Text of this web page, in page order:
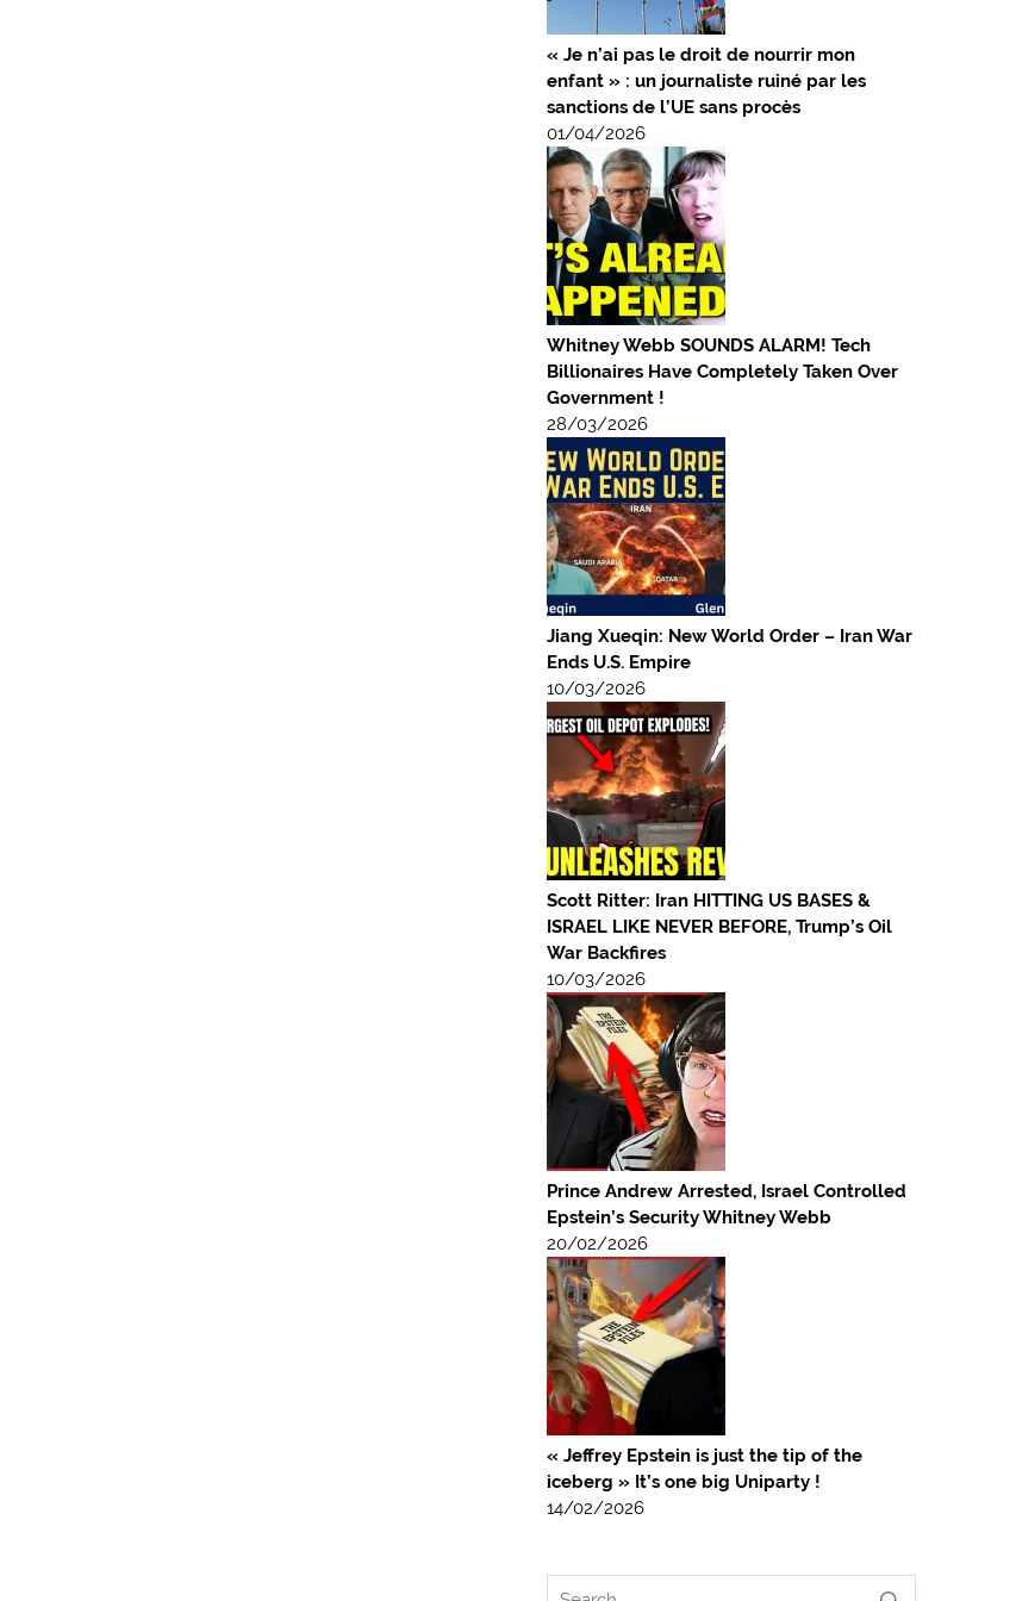
« Je n’ai pas le droit de nourrir mon
enfant » : un journaliste ruiné par les
sanctions de l’UE sans procès
01/04/2026
Whitney Webb SOUNDS ALARM! Tech
Billionaires Have Completely Taken Over
Government !
28/03/2026
Jiang Xueqin: New World Order – Iran War
Ends U.S. Empire
10/03/2026
Scott Ritter: Iran HITTING US BASES &
ISRAEL LIKE NEVER BEFORE, Trump’s Oil
War Backfires
10/03/2026
Prince Andrew Arrested, Israel Controlled
Epstein’s Security Whitney Webb
20/02/2026
« Jeffrey Epstein is just the tip of the
iceberg » It’s one big Uniparty !
14/02/2026